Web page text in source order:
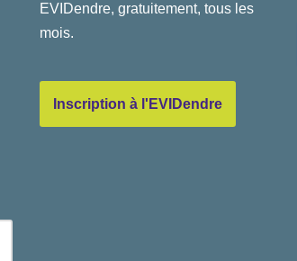
EVIDendre, gratuitement, tous les
mois.
Inscription à l'EVIDendre